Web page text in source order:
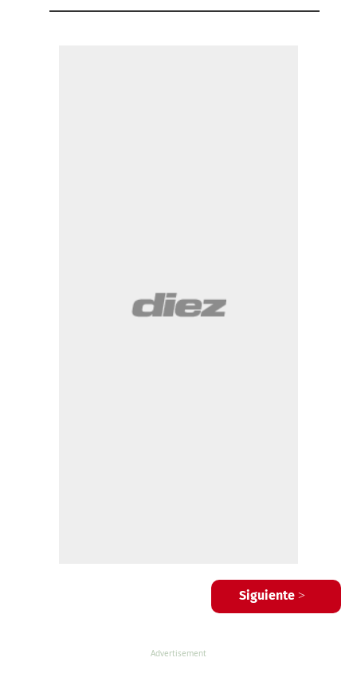
Siguiente >